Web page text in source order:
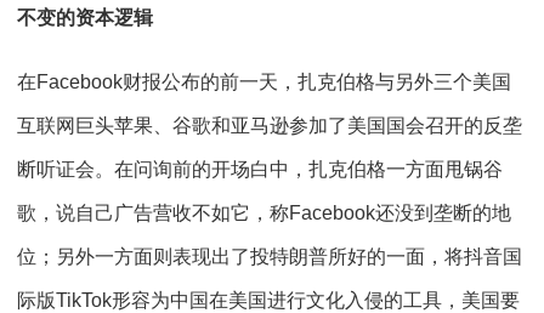
不变的资本逻辑
在Facebook财报公布的前一天，扎克伯格与另外三个美国
互联网巨头苹果、谷歌和亚马逊参加了美国国会召开的反垄
断听证会。在问询前的开场白中，扎克伯格一方面甩锅谷
歌，说自己广告营收不如它，称Facebook还没到垄断的地
位；另外一方面则表现出了投特朗普所好的一面，将抖音国
际版TikTok形容为中国在美国进行文化入侵的工具，美国要